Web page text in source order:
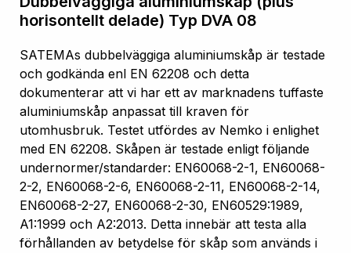
horisontellt delade) Typ DVA 08
SATEMAs dubbelväggiga aluminiumskåp är testade
och godkända enl EN 62208 och detta
dokumenterar att vi har ett av marknadens tuffaste
aluminiumskåp anpassat till kraven för
utomhusbruk. Testet utfördes av Nemko i enlighet
med EN 62208. Skåpen är testade enligt följande
undernormer/standarder: EN60068-2-1, EN60068-
2-2, EN60068-2-6, EN60068-2-11, EN60068-2-14,
EN60068-2-27, EN60068-2-30, EN60529:1989,
A1:1999 och A2:2013. Detta innebär att testa alla
förhållanden av betydelse för skåp som används i